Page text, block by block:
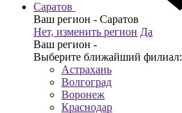
Саратов
Ваш регион - Саратов
Нет, изменить регион Да
Ваш регион -
Выберите ближайший филиал:
Астрахань
Волгоград
Воронеж
Краснодар